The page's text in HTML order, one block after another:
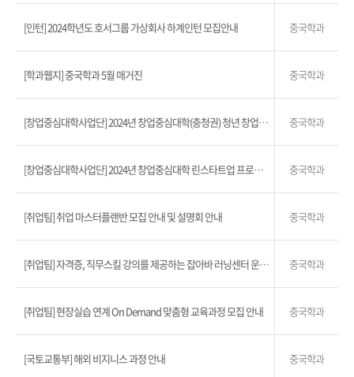
[인턴] 2024학년도 호서그룹 가상회사 하계인턴 모집안내 중국학과
[학과웹지] 중국학과 5월 매거진 중국학과
[창업중심대학사업단] 2024년 창업중심대학(충청권) 청년 창업아이템 챌린지 중국학과
[창업중심대학사업단] 2024년 창업중심대학 린스타트업 프로그램(충청권) 모집공고 중국학과
[취업팀] 취업 마스터플랜반 모집 안내 및 설명회 안내 중국학과
[취업팀] 자격증, 직무스킬 강의를 제공하는 잡아바 러닝센터 운영 안내 중국학과
[취업팀] 현장실습 연계 On Demand 맞춤형 교육과정 모집 안내 중국학과
[국토교통부] 해외 비지니스 과정 안내 중국학과